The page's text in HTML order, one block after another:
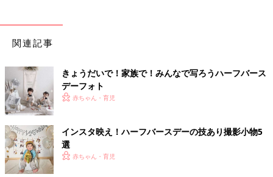
関連記事
きょうだいで！家族で！みんなで写ろうハーフバース
デーフォト
赤ちゃん・育児
インスタ映え！ハーフバースデーの技あり撮影小物5
選
赤ちゃん・育児